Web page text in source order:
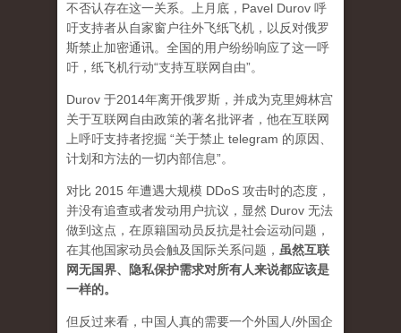
不否认存在这一关系。上月底，Pavel Durov 呼
吁支持者从自家窗户往外飞纸飞机，以反对俄罗
斯禁止加密通讯。全国的用户纷纷响应了这一呼
吁，纸飞机行动“支持互联网自由”。
Durov 于2014年离开俄罗斯，并成为克里姆林宫
关于互联网自由政策的著名批评者，他在互联网
上呼吁支持者挖掘 “关于禁止 telegram 的原因、
计划和方法的一切内部信息”。
对比 2015 年遭遇大规模 DDoS 攻击时的态度，
并没有追查或者发动用户抗议，显然 Durov 无法
做到这点，在原籍国动员反抗是社会运动问题，
在其他国家动员会触及国际关系问题， 虽然互联
网无国界、隐私保护需求对所有人来说都应该是
一样的。
但反过来看，中国人真的需要一个外国人/外国企